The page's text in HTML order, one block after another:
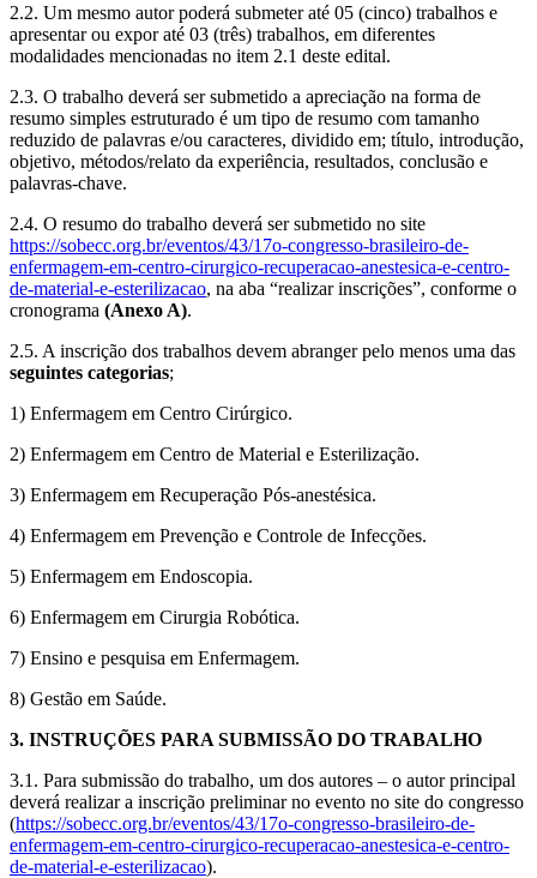
2.2. Um mesmo autor poderá submeter até 05 (cinco) trabalhos e
apresentar ou expor até 03 (três) trabalhos, em diferentes
modalidades mencionadas no item 2.1 deste edital.
2.3. O trabalho deverá ser submetido a apreciação na forma de
resumo simples estruturado é um tipo de resumo com tamanho
reduzido de palavras e/ou caracteres, dividido em; título, introdução,
objetivo, métodos/relato da experiência, resultados, conclusão e
palavras-chave.
2.4. O resumo do trabalho deverá ser submetido no site
https://sobecc.org.br/eventos/43/17o-congresso-brasileiro-de-
enfermagem-em-centro-cirurgico-recuperacao-anestesica-e-centro-
de-material-e-esterilizacao, na aba “realizar inscrições”, conforme o
cronograma (Anexo A).
2.5. A inscrição dos trabalhos devem abranger pelo menos uma das
seguintes categorias;
1) Enfermagem em Centro Cirúrgico.
2) Enfermagem em Centro de Material e Esterilização.
3) Enfermagem em Recuperação Pós-anestésica.
4) Enfermagem em Prevenção e Controle de Infecções.
5) Enfermagem em Endoscopia.
6) Enfermagem em Cirurgia Robótica.
7) Ensino e pesquisa em Enfermagem.
8) Gestão em Saúde.
3. INSTRUÇÕES PARA SUBMISSÃO DO TRABALHO
3.1. Para submissão do trabalho, um dos autores – o autor principal
deverá realizar a inscrição preliminar no evento no site do congresso
(https://sobecc.org.br/eventos/43/17o-congresso-brasileiro-de-
enfermagem-em-centro-cirurgico-recuperacao-anestesica-e-centro-
de-material-e-esterilizacao).